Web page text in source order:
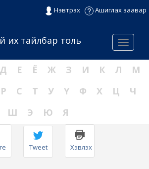
Нэвтрэх Ашиглах заавар
Menu
их тайлбар толь
Д Е Ё Ж З И К Л
М
Р С Т У Ү Ф Х Ц
Ч
Ш
Э Ю Я
Tweet Хэвлэх